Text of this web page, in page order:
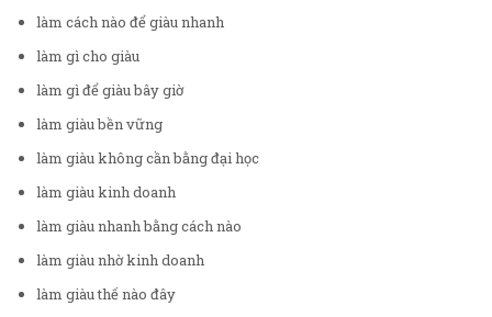
làm cách nào để giàu nhanh
làm gì cho giàu
làm gì để giàu bây giờ
làm giàu bền vững
làm giàu không cần bằng đại học
làm giàu kinh doanh
làm giàu nhanh bằng cách nào
làm giàu nhờ kinh doanh
làm giàu thế nào đây